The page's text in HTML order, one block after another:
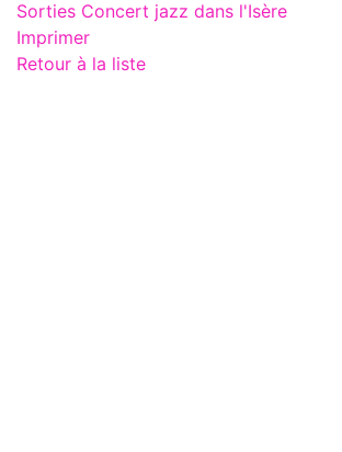
Sorties Concert jazz dans l'Isère
Imprimer
Retour à la liste